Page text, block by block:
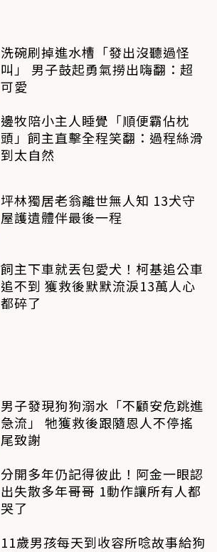
洗碗刷掉進水槽「發出沒聽過怪
叫」 男子鼓起勇氣撈出嗨翻：超
可愛
邊牧陪小主人睡覺「順便霸佔枕
頭」飼主直擊全程笑翻：過程絲滑
到太自然
坪林獨居老翁離世無人知 13犬守
屋護遺體伴最後一程
飼主下車就丟包愛犬！柯基追公車
追不到 獲救後默默流淚13萬人心
都碎了
男子發現狗狗溺水「不顧安危跳進
急流」 牠獲救後跟隨恩人不停搖
尾致謝
分開多年仍記得彼此！阿金一眼認
出失散多年哥哥 1動作讓所有人都
哭了
11歲男孩每天到收容所唸故事給狗